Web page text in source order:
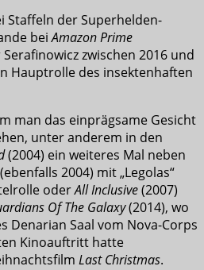
Staffeln der Superhelden-
beiAmazon Prime
zwischen 2016 und
Hauptrolle des insektenhaften
man das einprägsame Gesicht
unter anderem in den
(2004) ein weiteres Mal neben
2004) mit „Legolas“
oderAll Inclusive(2007)
Of The Galaxy(2014), wo
Denarian Saal vom Nova-Corps
Kinoauftritt hatte
Last Christmas.